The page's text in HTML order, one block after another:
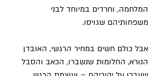
המלחמה, וחרדים במיוחד לבני
משפחותיהם שגויסו.
אבל כולם חשים במחיר הרגשי, האובדן
הנורא, החלומות שנשברו, הכאב והסבל